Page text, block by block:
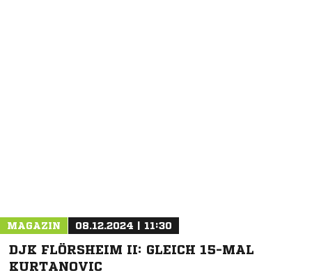
MAGAZIN 08.12.2024 | 11:30
DJK FLÖRSHEIM II: GLEICH 15-MAL
KURTANOVIC